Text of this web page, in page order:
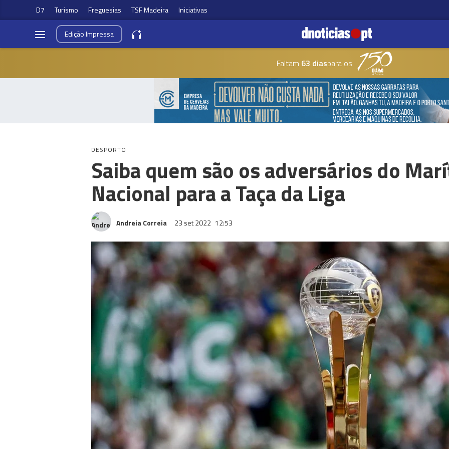
D7 Turismo Freguesias TSF Madeira Iniciativas
EdiçãoImpressa
Faltam 63 diaspara os
DESPORTO
Saiba quem são os adversários do
Nacional para a Taça da Liga
Andreia Correia 23 set 2022 12:53